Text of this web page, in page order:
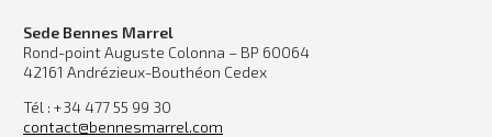
Sede Bennes Marrel
Rond-point Auguste Colonna – BP 60064
42161 Andrézieux-Bouthéon Cedex
Tél : +34 477 55 99 30
contact@bennesmarrel.com